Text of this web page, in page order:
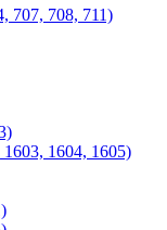
707, 708, 711)
1604, 1605)